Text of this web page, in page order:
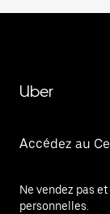
Uber
Accédez au
Ne vendez pas
personnelles.